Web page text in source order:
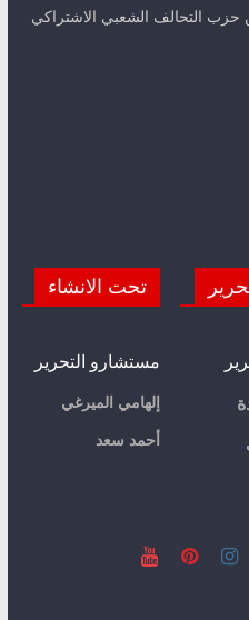
التحالف الشعبي الاشتراكي
تحت الانشاء
مستشارو التحرير
إلهامي الميرغي
أحمد سعد